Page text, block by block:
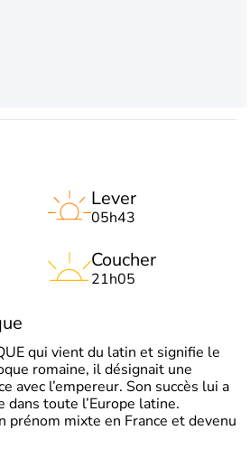
Lever
05h43
Coucher
21h05
qui vient du latin et signifie le
romaine, il désignait une
avec l’empereur. Son succès lui a
dans toute l’Europe latine.
prénom mixte en France et devenu